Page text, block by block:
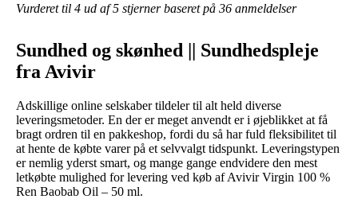
Vurderet til 4 ud af 5 stjerner baseret på 36 anmeldelser
Sundhed og skønhed || Sundhedspleje
fra Avivir
Adskillige online selskaber tildeler til alt held diverse
leveringsmetoder. En der er meget anvendt er i øjeblikket at få
bragt ordren til en pakkeshop, fordi du så har fuld fleksibilitet til
at hente de købte varer på et selvvalgt tidspunkt. Leveringstypen
er nemlig yderst smart, og mange gange endvidere den mest
letkøbte mulighed for levering ved køb af Avivir Virgin 100 %
Ren Baobab Oil – 50 ml.